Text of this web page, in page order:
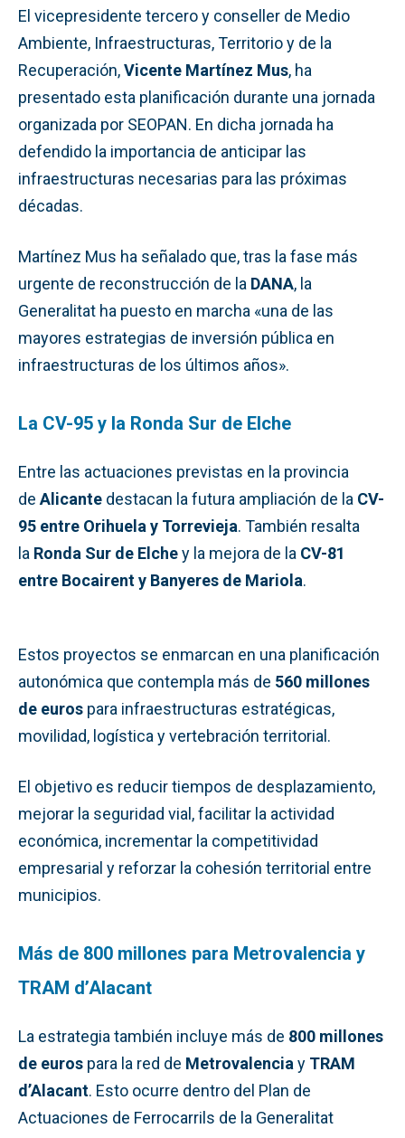
El vicepresidente tercero y conseller de Medio
Ambiente, Infraestructuras, Territorio y de la
Recuperación,Vicente Martínez Mus, ha
presentado esta planificación durante una jornada
organizada por SEOPAN. En dicha jornada ha
defendido la importancia de anticipar las
infraestructuras necesarias para las próximas
décadas.
Martínez Mus ha señalado que, tras la fase más
urgente de reconstrucción de la DANA, la
Generalitat ha puesto en marcha «una de las
mayores estrategias de inversión pública en
infraestructuras de los últimos años».
La CV-95 y la Ronda Sur de Elche
Entre las actuaciones previstas en la provincia
de Alicante destacan la futura ampliación de la CV-
95 entre Orihuela y Torrevieja. También resalta
la Ronda Sur de Elchey la mejora de la CV-81
entre Bocairent y Banyeres de Mariola.
Estos proyectos se enmarcan en una planificación
autonómica que contempla más de 560 millones
de euros para infraestructuras estratégicas,
movilidad, logística y vertebración territorial.
El objetivo es reducir tiempos de desplazamiento,
mejorar la seguridad vial, facilitar la actividad
económica, incrementar la competitividad
empresarial y reforzar la cohesión territorial entre
municipios.
Más de 800 millones para Metrovalencia y
TRAM d’Alacant
La estrategia también incluye más de 800 millones
de euros para la red de Metrovalencia y TRAM
d’Alacant. Esto ocurre dentro del Plan de
Actuaciones de Ferrocarrils de la Generalitat